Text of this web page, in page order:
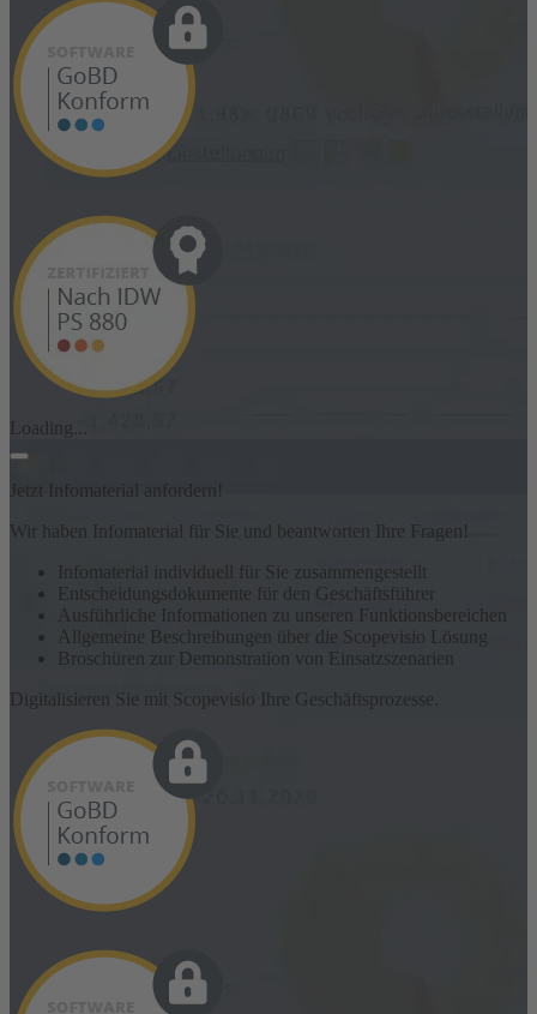
Loading...
Jetzt Infomaterial anfordern!
Wir haben Infomaterial für Sie und beantworten Ihre Fragen!
Infomaterial individuell für Sie zusammengestellt
Entscheidungsdokumente für den Geschäftsführer
Ausführliche Informationen zu unseren Funktionsbereichen
Allgemeine Beschreibungen über die Scopevisio Lösung
Broschüren zur Demonstration von Einsatzszenarien
Digitalisieren Sie mit Scopevisio Ihre Geschäftsprozesse.